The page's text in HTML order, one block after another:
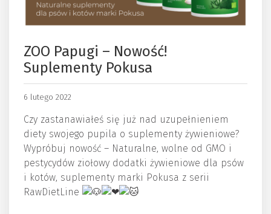
ZOO Papugi – Nowość!
Suplementy Pokusa
6 lutego 2022
Czy zastanawiałeś się już nad uzupełnieniem
diety swojego pupila o suplementy żywieniowe?
Wypróbuj nowość – Naturalne, wolne od GMO i
pestycydów ziołowy dodatki żywieniowe dla psów
i kotów, suplementy marki Pokusa z serii
RawDietLine